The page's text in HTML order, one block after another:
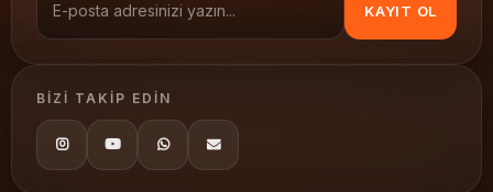
KAYIT OL
BIZI TAKIP EDIN